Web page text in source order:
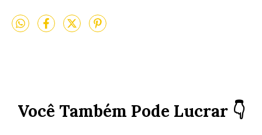
Você Também Pode Lucrar 👇